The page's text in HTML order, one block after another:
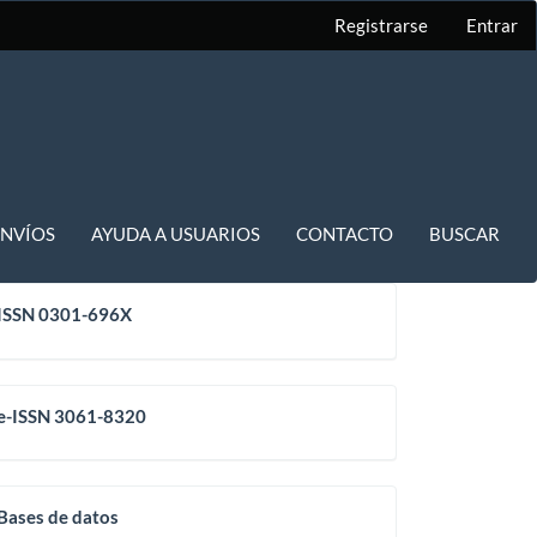
Registrarse Entrar
AYUDA A USUARIOS CONTACTO BUSCAR
0301-696X
ISSN 3061-8320
de datos